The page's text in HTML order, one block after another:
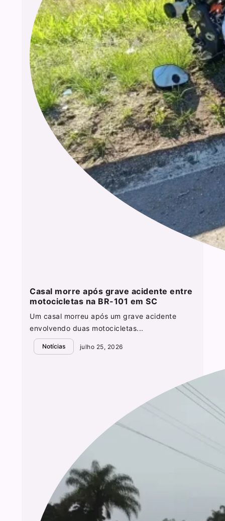
Casal morre após grave acidente entre
motocicletas na BR-101 em SC
Um casal morreu após um grave acidente
envolvendo duas motocicletas...
Notícias julho 25, 2026